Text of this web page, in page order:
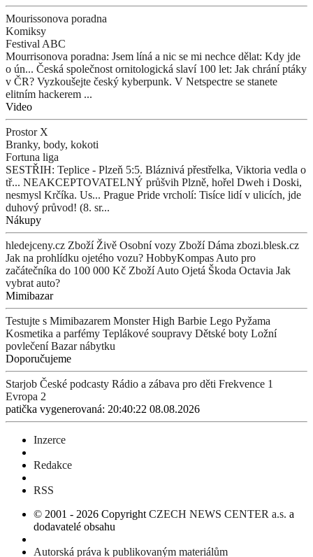
Mourissonova poradna
Komiksy
Festival ABC
Mourrisonova poradna: Jsem líná a nic se mi nechce dělat: Kdy jde
o ún... Česká společnost ornitologická slaví 100 let: Jak chrání ptáky
v ČR? Vyzkoušejte český kyberpunk. V Netspectre se stanete
elitním hackerem ...
Video
Prostor X
Branky, body, kokoti
Fortuna liga
SESTŘIH: Teplice - Plzeň 5:5. Bláznivá přestřelka, Viktoria vedla o
tř... NEAKCEPTOVATELNÝ průšvih Plzně, hořel Dweh i Doski,
nesmysl Krčíka. Us... Prague Pride vrcholí: Tisíce lidí v ulicích, jde
duhový průvod! (8. sr...
Nákupy
hledejceny.cz Zboží Živě Osobní vozy Zboží Dáma zbozi.blesk.cz
Jak na prohlídku ojetého vozu? HobbyKompas Auto pro
začátečníka do 100 000 Kč Zboží Auto Ojetá Škoda Octavia Jak
vybrat auto?
Mimibazar
Testujte s Mimibazarem Monster High Barbie Lego Pyžama
Kosmetika a parfémy Teplákové soupravy Dětské boty Ložní
povlečeníBazar nábytku
Doporučujeme
Starjob České podcasty Rádio a zábava pro děti Frekvence 1
Evropa 2
patička vygenerovaná: 20:40:22 08.08.2026
Inzerce
Redakce
RSS
© 2001 - 2026 Copyright CZECH NEWS CENTER a.s. a
dodavatelé obsahu
Autorská práva k publikovaným materiálům